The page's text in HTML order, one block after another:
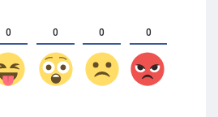
0 0 0 0